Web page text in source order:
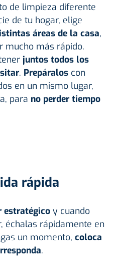
de limpieza diferente
de tu hogar, elige
áreas de la casa,
mucho más rápido.
juntos todos los
. Prepáralos con
en un mismo lugar,
para no perder tiempo
rápida
estratégico y cuando
échalas rápidamente en
un momento, coloca
.